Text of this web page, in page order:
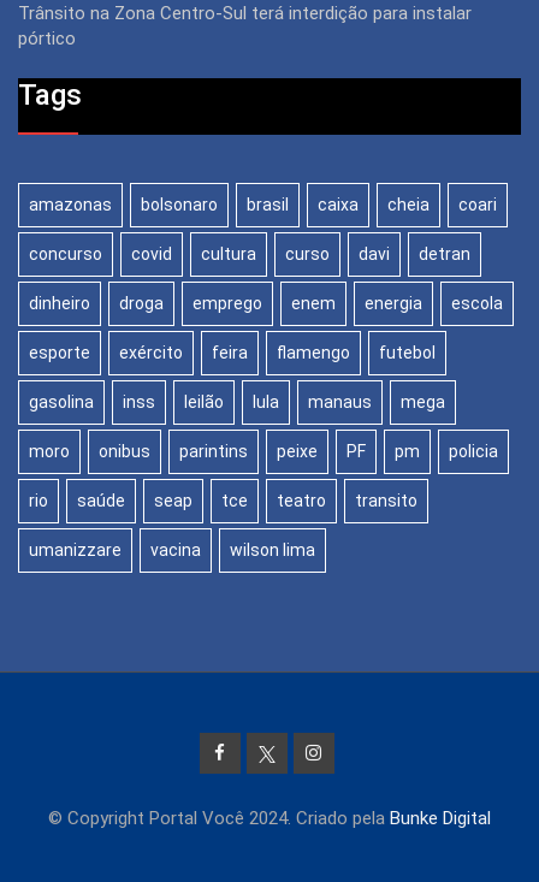
Trânsito na Zona Centro-Sul terá interdição para instalar
pórtico
Tags
amazonas bolsonaro brasil caixa cheia coari
concurso covid cultura curso davi detran
dinheiro droga emprego enem energia escola
esporte exército feira flamengo futebol
gasolina inss leilão lula manaus mega
moro onibus parintins peixe PF pm policia
rio saúde seap tce teatro transito
umanizzare vacina wilson lima
© Copyright Portal Você 2024. Criado pela Bunke Digital